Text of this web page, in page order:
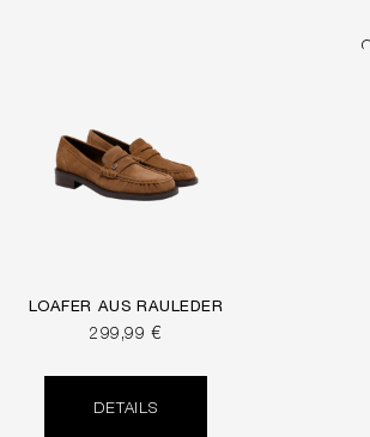
LOAFER AUS RAULEDER
299,99 €
DETAILS